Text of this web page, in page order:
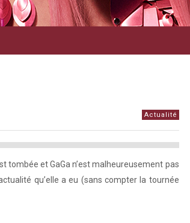
Actualité
tombée et GaGa n’est malheureusement pas
qu’elle a eu (sans compter la tournée